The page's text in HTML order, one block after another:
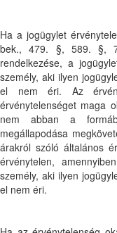
Ha a jogügylet
bek., 479. §, 589. §,
rendelkezése, a
személy, aki ilyen
el nem éri. Az
érvénytelenséget maga
nem abban a
megállapodása
árakról szóló általános
érvénytelen,
személy, aki ilyen
el nem éri.